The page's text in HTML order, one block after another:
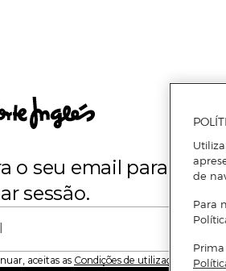
o seu email para se
sessão.
aceitas as Condições de utilização do site
de
Para